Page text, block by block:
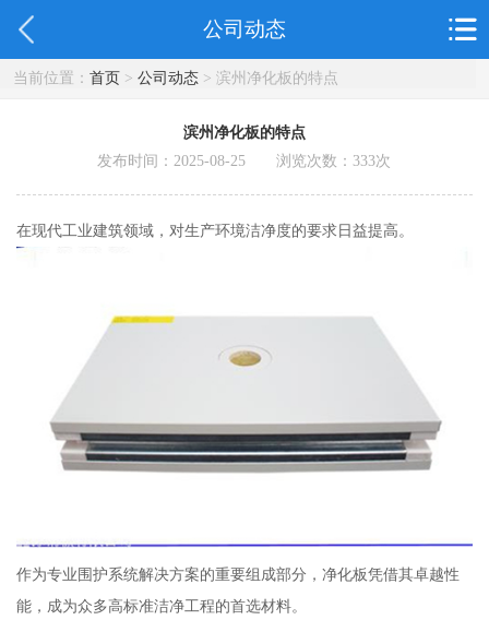
公司动态
当前位置： 首页> 公司动态> 滨州净化板的特点
滨州净化板的特点
发布时间：2025-08-25 浏览次数：333次
在现代工业建筑领域，对生产环境洁净度的要求日益提高。
作为专业围护系统解决方案的重要组成部分，净化板凭借其卓越性
能，成为众多高标准洁净工程的首选材料。